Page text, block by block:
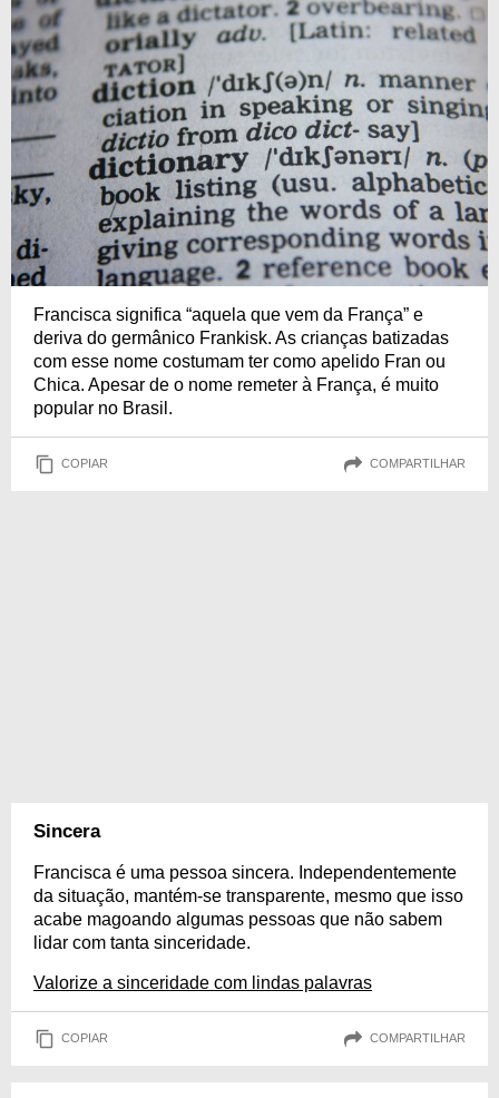
Francisca significa “aquela que vem da França” e
deriva do germânico Frankisk. As crianças batizadas
com esse nome costumam ter como apelido Fran ou
Chica. Apesar de o nome remeter à França, é muito
popular no Brasil.
COPIAR COMPARTILHAR
Sincera
Francisca é uma pessoa sincera. Independentemente
da situação, mantém-se transparente, mesmo que isso
acabe magoando algumas pessoas que não sabem
lidar com tanta sinceridade.
Valorize a sinceridade com lindas palavras
COPIAR COMPARTILHAR